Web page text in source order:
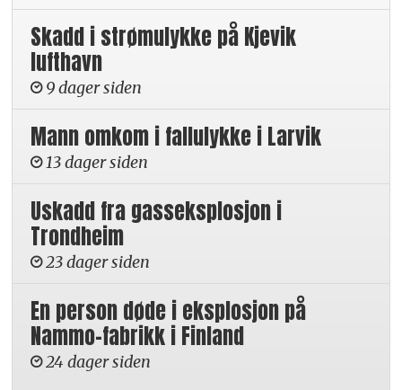
Skadd i strømulykke på Kjevik
lufthavn
9 dager siden
Mann omkom i fallulykke i Larvik
13 dager siden
Uskadd fra gasseksplosjon i
Trondheim
23 dager siden
En person døde i eksplosjon på
Nammo-fabrikk i Finland
24 dager siden